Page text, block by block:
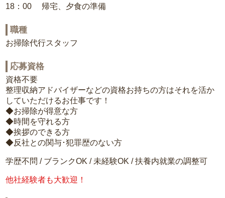
18：00 帰宅、夕食の準備
職種
お掃除代行スタッフ
応募資格
資格不要
整理収納アドバイザーなどの資格お持ちの方はそれを活か
していただけるお仕事です！
◆お掃除が得意な方
◆時間を守れる方
◆挨拶のできる方
◆反社との関与･犯罪歴のない方
学歴不問 / ブランクOK / 未経験OK / 扶養内就業の調整可
他社経験者も大歓迎！